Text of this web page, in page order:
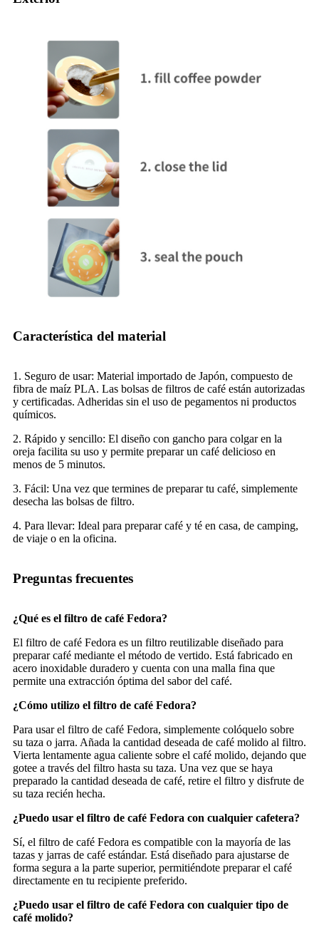
Característica del material
1. Seguro de usar: Material importado de Japón, compuesto de
fibra de maíz PLA. Las bolsas de filtros de café están autorizadas
y certificadas. Adheridas sin el uso de pegamentos ni productos
químicos.
2. Rápido y sencillo: El diseño con gancho para colgar en la
oreja facilita su uso y permite preparar un café delicioso en
menos de 5 minutos.
3. Fácil: Una vez que termines de preparar tu café, simplemente
desecha las bolsas de filtro.
4. Para llevar: Ideal para preparar café y té en casa, de camping,
de viaje o en la oficina.
Preguntas frecuentes
¿Qué es el filtro de café Fedora?
El filtro de café Fedora es un filtro reutilizable diseñado para
preparar café mediante el método de vertido. Está fabricado en
acero inoxidable duradero y cuenta con una malla fina que
permite una extracción óptima del sabor del café.
¿Cómo utilizo el filtro de café Fedora?
Para usar el filtro de café Fedora, simplemente colóquelo sobre
su taza o jarra. Añada la cantidad deseada de café molido al filtro.
Vierta lentamente agua caliente sobre el café molido, dejando que
gotee a través del filtro hasta su taza. Una vez que se haya
preparado la cantidad deseada de café, retire el filtro y disfrute de
su taza recién hecha.
¿Puedo usar el filtro de café Fedora con cualquier cafetera?
Sí, el filtro de café Fedora es compatible con la mayoría de las
tazas y jarras de café estándar. Está diseñado para ajustarse de
forma segura a la parte superior, permitiéndote preparar el café
directamente en tu recipiente preferido.
¿Puedo usar el filtro de café Fedora con cualquier tipo de
café molido?